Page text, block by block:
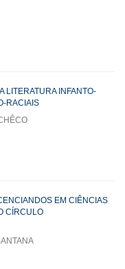
LITERATURA INFANTO-
RACIAIS
EM CIÊNCIAS
CÍRCULO